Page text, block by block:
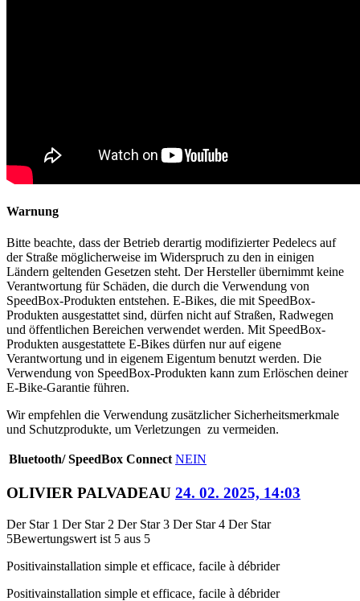
Warnung
Bitte beachte, dass der Betrieb derartig modifizierter Pedelecs auf
der Straße möglicherweise im Widerspruch zu den in einigen
Ländern geltenden Gesetzen steht. Der Hersteller übernimmt keine
Verantwortung für Schäden, die durch die Verwendung von
SpeedBox-Produkten entstehen. E-Bikes, die mit SpeedBox-
Produkten ausgestattet sind, dürfen nicht auf Straßen, Radwegen
und öffentlichen Bereichen verwendet werden. Mit SpeedBox-
Produkten ausgestattete E-Bikes dürfen nur auf eigene
Verantwortung und in eigenem Eigentum benutzt werden. Die
Verwendung von SpeedBox-Produkten kann zum Erlöschen deiner
E-Bike-Garantie führen.
Wir empfehlen die Verwendung zusätzlicher Sicherheitsmerkmale
und Schutzprodukte, um Verletzungen zu vermeiden.
Bluetooth/ SpeedBox Connect NEIN
OLIVIER PALVADEAU 24. 02. 2025, 14:03
Der Star 1 Der Star 2 Der Star 3 Der Star 4 Der Star
5Bewertungswert ist 5 aus 5
Positivainstallation simple et efficace, facile à débrider
Positivainstallation simple et efficace, facile à débrider